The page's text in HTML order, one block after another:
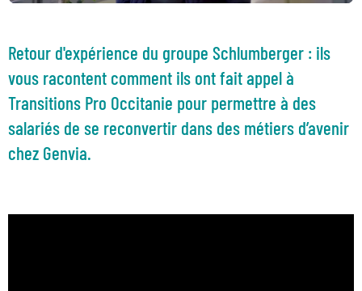
Retour d'expérience du groupe Schlumberger : ils
vous racontent comment ils ont fait appel à
Transitions Pro Occitanie pour permettre à des
salariés de se reconvertir dans des métiers d’avenir
chez Genvia.